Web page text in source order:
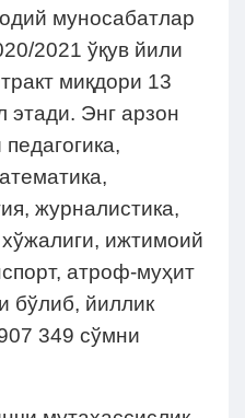
муносабатлар
2021 ўқув йили
миқдори 13
этади. Энг арзон
журналистика,
ижтимоий
атроф-муҳит
бўлиб, йиллик
349 сўмни